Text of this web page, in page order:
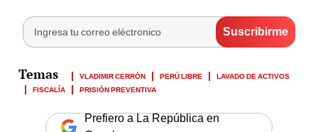
VLADIMIR CERRÓN PERÚ LIBRE
LAVADO DE ACTIVOS
FISCALÍA
PRISIÓN PREVENTIVA
Prefiero a La República en